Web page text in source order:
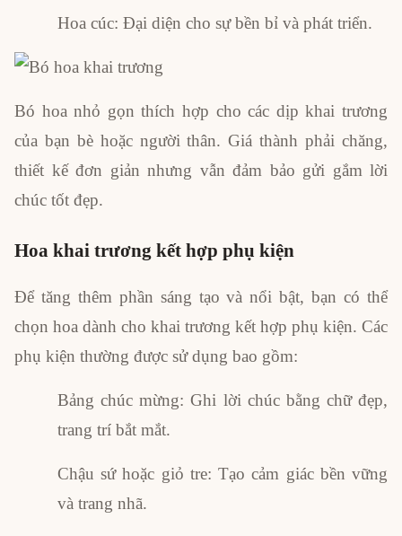
Hoa cúc: Đại diện cho sự bền bỉ và phát triển.
Bó hoa nhỏ gọn thích hợp cho các dịp khai trương
của bạn bè hoặc người thân. Giá thành phải chăng,
thiết kế đơn giản nhưng vẫn đảm bảo gửi gắm lời
chúc tốt đẹp.
Hoa khai trương kết hợp phụ kiện
Để tăng thêm phần sáng tạo và nổi bật, bạn có thể
chọn hoa dành cho khai trương kết hợp phụ kiện. Các
phụ kiện thường được sử dụng bao gồm:
Bảng chúc mừng: Ghi lời chúc bằng chữ đẹp,
trang trí bắt mắt.
Chậu sứ hoặc giỏ tre: Tạo cảm giác bền vững
và trang nhã.